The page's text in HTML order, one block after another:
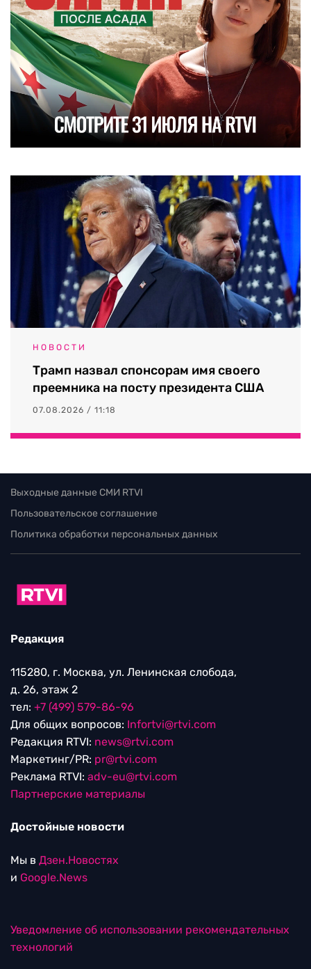
НОВОСТИ
Трамп назвал спонсорам имя своего
преемника на посту президента США
07.08.2026 / 11:18
Выходные данные СМИ RTVI
Пользовательское соглашение
Политика обработки персональных данных
Редакция
115280, г. Москва, ул. Ленинская слобода,
д. 26, этаж 2
тел: +7 (499) 579-86-96
Для общих вопросов: Infortvi@rtvi.com
Редакция RTVI: news@rtvi.com
Маркетинг/PR: pr@rtvi.com
Реклама RTVI: adv-eu@rtvi.com
Партнерские материалы
Достойные новости
Мы в Дзен.Новостях
и Google.News
Уведомление об использовании рекомендательных
технологий